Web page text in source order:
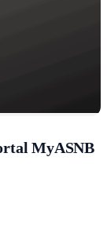
MyASNB